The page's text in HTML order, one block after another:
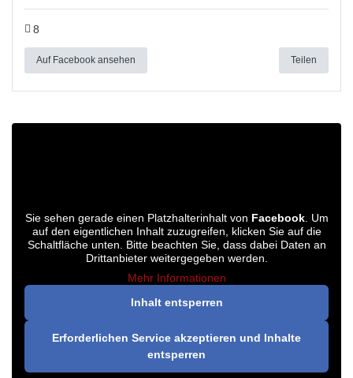
8
Auf Facebook ansehen Teilen
Sie sehen gerade einen Platzhalterinhalt von Facebook. Um
auf den eigentlichen Inhalt zuzugreifen, klicken Sie auf die
Schaltfläche unten. Bitte beachten Sie, dass dabei Daten an
Drittanbieter weitergegeben werden.
Mehr Informationen
Inhalt entsperren
Erforderlichen Service akzeptieren und Inhalte
entsperren